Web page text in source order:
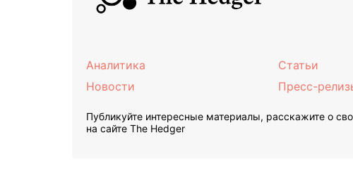
Аналитика
Новости
Статьи
Пресс-
Публикуйте интересные материалы, расскажите о
на сайте The Hedger